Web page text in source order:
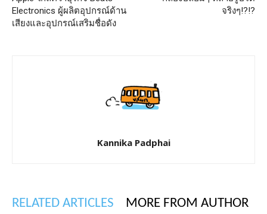
Electronics ผู้ผลิตอุปกรณ์ด้าน
เสียงและอุปกรณ์เสริมชื่อดัง
จริงๆ!?!?
Kannika Padphai
RELATED ARTICLES MORE FROM AUTHOR